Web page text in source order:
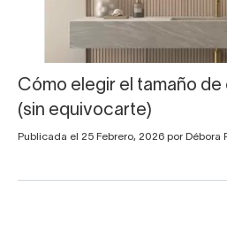
Cómo elegir el tamaño
(sin equivocarte)
Publicada el 25 Febrero, 2026 por Débora